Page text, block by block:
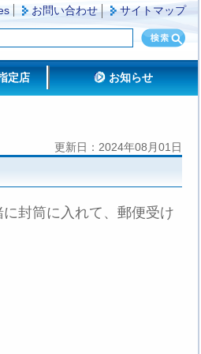
お問い合わせ サイトマップ
定店 お知らせ
更新日：2024年08月01日
封筒に入れて、郵便受け